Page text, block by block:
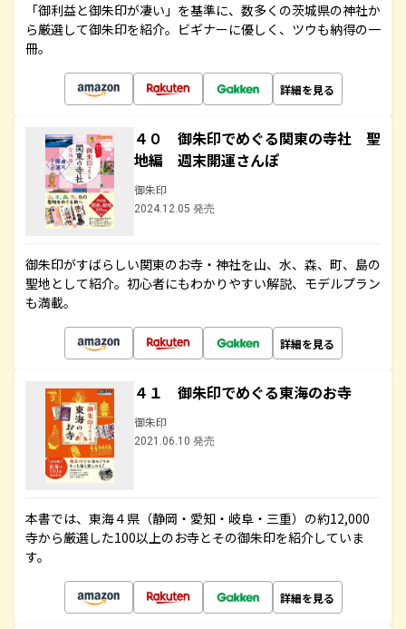
「御利益と御朱印が凄い」を基準に、数多くの茨城県の神社か
ら厳選して御朱印を紹介。ビギナーに優しく、ツウも納得の一
冊。
詳細を見る
４０ 御朱印でめぐる関東の寺社 聖
地編 週末開運さんぽ
御朱印
2024.12.05 発売
御朱印がすばらしい関東のお寺・神社を山、水、森、町、島の
聖地として紹介。初心者にもわかりやすい解説、モデルプラン
も満載。
詳細を見る
４１ 御朱印でめぐる東海のお寺
御朱印
2021.06.10 発売
本書では、東海４県（静岡・愛知・岐阜・三重）の約12,000
寺から厳選した100以上のお寺とその御朱印を紹介していま
す。
詳細を見る